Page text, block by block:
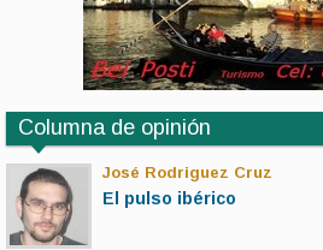
Columna de opinión
José Rodriguez Cruz
El pulso ibérico